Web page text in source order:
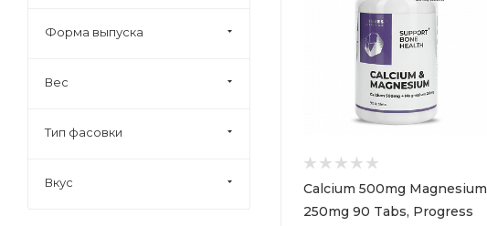
Calcium 500mg Magnesium
250mg 90 Tabs, Progress
Форма выпуска
Вес
Тип фасовки
Вкус